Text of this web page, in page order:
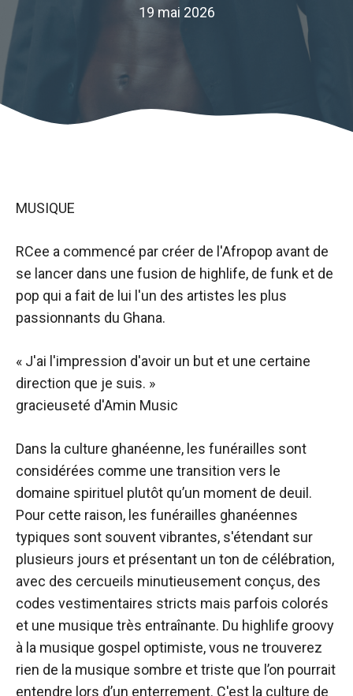
19 mai 2026
MUSIQUE
RCee a commencé par créer de l'Afropop avant de
se lancer dans une fusion de highlife, de funk et de
pop qui a fait de lui l'un des artistes les plus
passionnants du Ghana.
« J'ai l'impression d'avoir un but et une certaine
direction que je suis. »
gracieuseté d'Amin Music
Dans la culture ghanéenne, les funérailles sont
considérées comme une transition vers le
domaine spirituel plutôt qu’un moment de deuil.
Pour cette raison, les funérailles ghanéennes
typiques sont souvent vibrantes, s'étendant sur
plusieurs jours et présentant un ton de célébration,
avec des cercueils minutieusement conçus, des
codes vestimentaires stricts mais parfois colorés
et une musique très entraînante. Du highlife groovy
à la musique gospel optimiste, vous ne trouverez
rien de la musique sombre et triste que l’on pourrait
entendre lors d’un enterrement. C'est la culture de